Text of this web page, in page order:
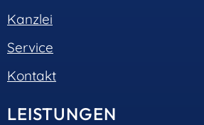
Kanzlei
Service
Kontakt
LEISTUNGEN